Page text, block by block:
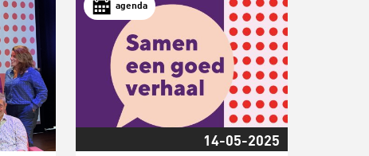
agenda
14-05-2025